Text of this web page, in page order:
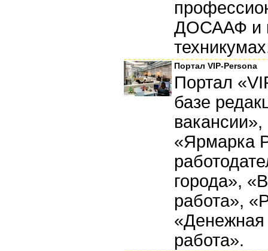
ДОСААФ и
Портал VIP-Persona
Портал
базе
«Ярмарка
города»,
работа»,
работа».